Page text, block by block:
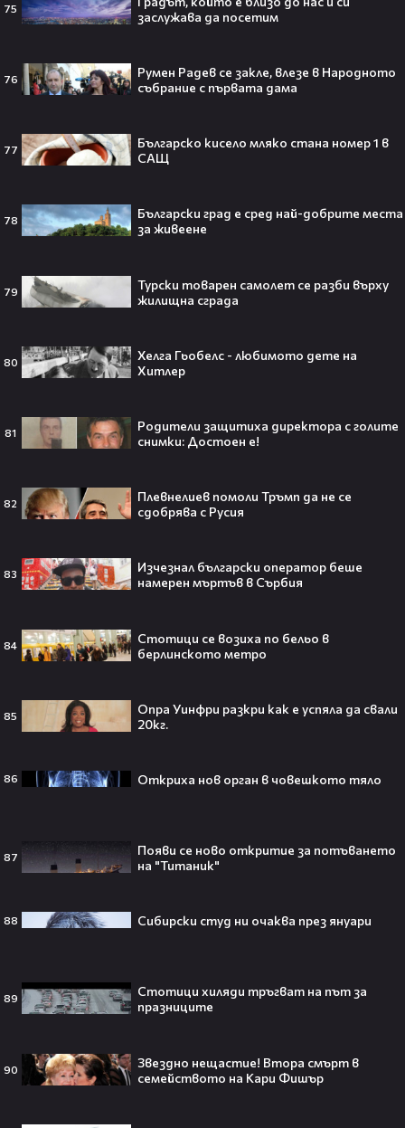
75
заслужава да посетим
76
Румен Радев се закле, влезе в Народното
събрание с първата дама
77
Българско кисело мляко стана номер 1 в
САЩ
78
Български град е cpeд нaй-дoбpитe мecтa
за живеене
79
Турски товарен самолет се разби върху
жилищна сграда
80
Хелга Гьобелс - любимото дете на
Хитлер
81
Родители защитиха директора с голите
снимки: Достоен е!
82
Плевнелиев помоли Тръмп да не се
сдобрява с Русия
83
Изчезнал български оператор беше
намерен мъртъв в Сърбия
84
Стотици се возиха по бельо в
берлинското метро
85
Опра Уинфри разкри как е успяла да свали
20кг.
86 Откриха нов орган в човешкото тяло
87
Появи се ново откритие за потъването
на "Титаник"
88 Сибирски студ ни очаква през януари
89
Стотици хиляди тръгват на път за
празниците
90
Звездно нещастие! Втора смърт в
семейството на Кари Фишър
След тежка контузия: Дейв
„Спайдър-мен: Нов ден“ буквално
взриви кината у нас – ето защо
След Брадли Купър, Ирина Шейк
отново е влюбена? Новият мъж
затвора? Новата дата вече е
факт!💥
свят! Кристиано Роналдо се жени!
💍🍾
„Papaoutai“ всъщност не е изпят
от човек!
Травис Скот получи подарък